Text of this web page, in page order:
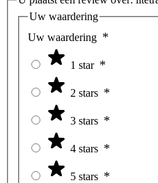
Uw waardering
Uw waardering
1 star
2 stars
3 stars
4 stars
5 stars